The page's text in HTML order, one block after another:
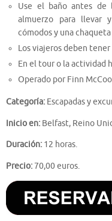
Use el baño antes de
almuerzo para llevar
cómodos y una
Los viajeros deben
En el tour o la actividad
Operado por Finn
Categoría: Escapadas y
Inicio en: Belfast, Reino
Duración: 12 horas.
Precio:70,00 euros.